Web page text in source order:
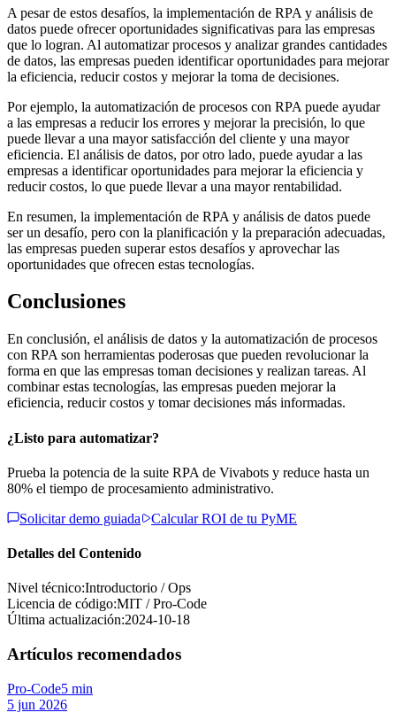
A pesar de estos desafíos, la implementación de RPA y análisis de
datos puede ofrecer oportunidades significativas para las empresas
que lo logran. Al automatizar procesos y analizar grandes cantidades
de datos, las empresas pueden identificar oportunidades para mejorar
la eficiencia, reducir costos y mejorar la toma de decisiones.
Por ejemplo, la automatización de procesos con RPA puede ayudar
a las empresas a reducir los errores y mejorar la precisión, lo que
puede llevar a una mayor satisfacción del cliente y una mayor
eficiencia. El análisis de datos, por otro lado, puede ayudar a las
empresas a identificar oportunidades para mejorar la eficiencia y
reducir costos, lo que puede llevar a una mayor rentabilidad.
En resumen, la implementación de RPA y análisis de datos puede
ser un desafío, pero con la planificación y la preparación adecuadas,
las empresas pueden superar estos desafíos y aprovechar las
oportunidades que ofrecen estas tecnologías.
Conclusiones
En conclusión, el análisis de datos y la automatización de procesos
con RPA son herramientas poderosas que pueden revolucionar la
forma en que las empresas toman decisiones y realizan tareas. Al
combinar estas tecnologías, las empresas pueden mejorar la
eficiencia, reducir costos y tomar decisiones más informadas.
¿Listo para automatizar?
Prueba la potencia de la suite RPA de Vivabots y reduce hasta un
80% el tiempo de procesamiento administrativo.
Solicitar demo guiada
Calcular ROI de tu PyME
Detalles del Contenido
Nivel técnico:Introductorio / Ops
Licencia de código:MIT / Pro-Code
Última actualización:2024-10-18
Artículos recomendados
Pro-Code5 min
5 jun 2026